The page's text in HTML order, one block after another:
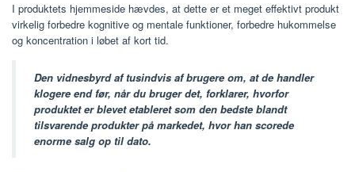
I produktets hjemmeside hævdes, at dette er et meget effektivt produkt
virkelig forbedre kognitive og mentale funktioner, forbedre hukommelse
og koncentration i løbet af kort tid.
Den vidnesbyrd af tusindvis af brugere om, at de handler
klogere end før, når du bruger det, forklarer, hvorfor
produktet er blevet etableret som den bedste blandt
tilsvarende produkter på markedet, hvor han scorede
enorme salg op til dato.